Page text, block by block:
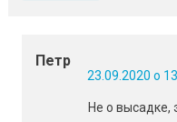
Петр
23.09.2020 о
Не о высадке,